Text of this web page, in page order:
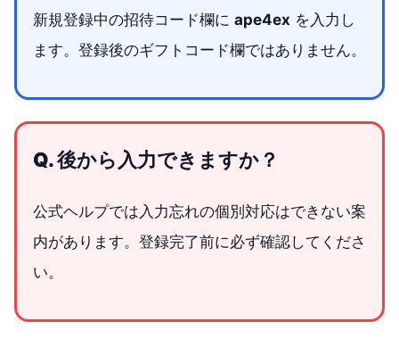
新規登録中の招待コード欄に ape4ex を入力し
ます。登録後のギフトコード欄ではありません。
Q. 後から入力できますか？
公式ヘルプでは入力忘れの個別対応はできない案
内があります。登録完了前に必ず確認してくださ
い。